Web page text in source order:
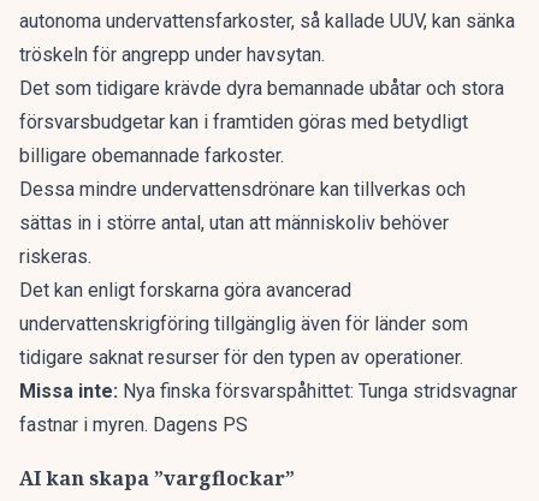
autonoma undervattensfarkoster, så kallade UUV, kan sänka
tröskeln för angrepp under havsytan.
Det som tidigare krävde dyra bemannade ubåtar och stora
försvarsbudgetar kan i framtiden göras med betydligt
billigare obemannade farkoster.
Dessa mindre undervattensdrönare kan tillverkas och
sättas in i större antal, utan att människoliv behöver
riskeras.
Det kan enligt forskarna göra avancerad
undervattenskrigföring tillgänglig även för länder som
tidigare saknat resurser för den typen av operationer.
Missa inte: Nya finska försvarspåhittet: Tunga stridsvagnar
fastnar i myren. Dagens PS
AI kan skapa ”vargflockar”